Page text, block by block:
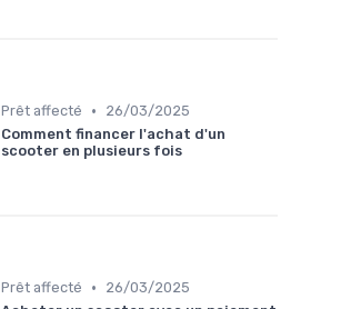
Prêt affecté •
26/03/2025
Comment financer l'achat d'un
scooter en plusieurs fois
Prêt affecté •
26/03/2025